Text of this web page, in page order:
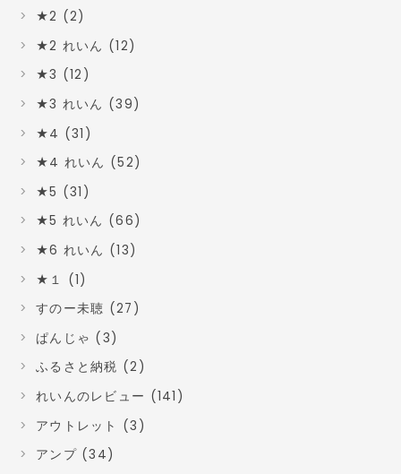
★2 (2)
★2 れいん (12)
★3 (12)
★3 れいん (39)
★4 (31)
★4 れいん (52)
★5 (31)
★5 れいん (66)
★6 れいん (13)
★１ (1)
すのー未聴 (27)
ぱんじゃ (3)
ふるさと納税 (2)
れいんのレビュー (141)
アウトレット (3)
アンプ (34)